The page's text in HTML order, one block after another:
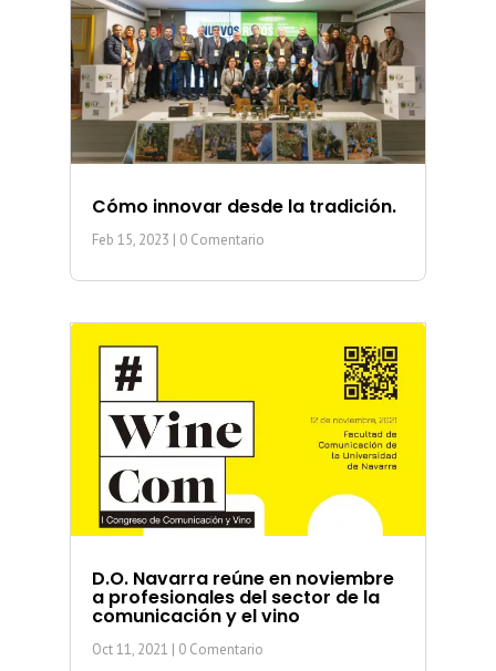
Cómo innovar desde la tradición.
Feb 15, 2023 | 0 Comentario
D.O. Navarra reúne en noviembre
a profesionales del sector de la
comunicación y el vino
Oct 11, 2021 | 0 Comentario